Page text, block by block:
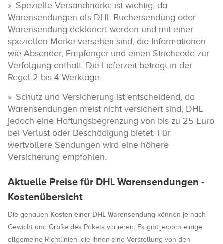
Spezielle Versandmarke ist wichtig, da
Warensendungen als DHL Büchersendung oder
Warensendung deklariert werden und mit einer
speziellen Marke versehen sind, die Informationen
wie Absender, Empfänger und einen Strichcode zur
Verfolgung enthält. Die Lieferzeit beträgt in der
Regel 2 bis 4 Werktage.
Schutz und Versicherung ist entscheidend, da
Warensendungen meist nicht versichert sind, DHL
jedoch eine Haftungsbegrenzung von bis zu 25 Euro
bei Verlust oder Beschädigung bietet. Für
wertvollere Sendungen wird eine höhere
Versicherung empfohlen.
Aktuelle Preise für DHL Warensendungen -
Kostenübersicht
Die genauen Kosten einer DHL Warensendung können je nach
Gewicht und Größe des Pakets variieren. Es gibt jedoch einige
allgemeine Richtlinien, die Ihnen eine Vorstellung von den